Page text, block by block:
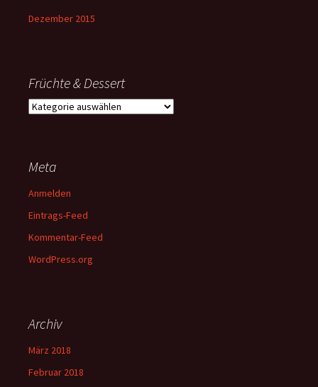
Dezember 2015
Früchte & Dessert
Früchte
Meta
Anmelden
Eintrags-Feed
Kommentar-Feed
WordPress.org
Archiv
März 2018
Februar 2018